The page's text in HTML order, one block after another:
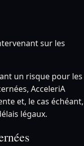
sur les
un risque pour les
AcceleriA
et, le cas échéant,
légaux.